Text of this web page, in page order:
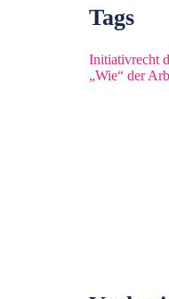
Tags
Initiativrecht
„Wie“ der